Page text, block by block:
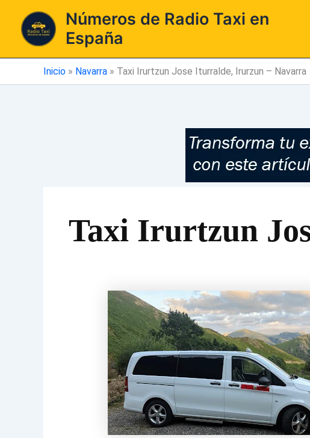
contenido
Números de Radio Taxi en
España
Inicio » Navarra » Taxi Irurtzun Jose Iturralde, Irurzun – Navarra
Taxi Irurtzun